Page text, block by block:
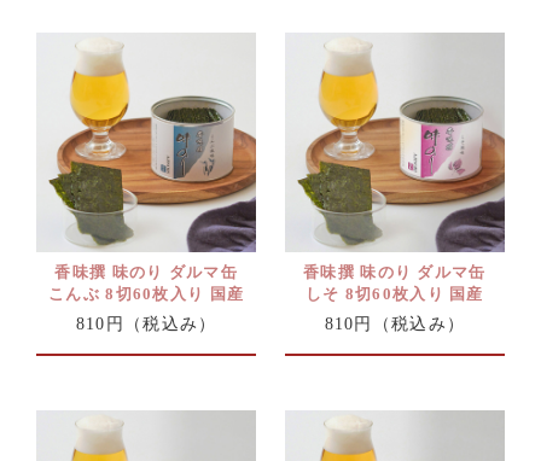
香味撰 味のり ダルマ缶
こんぶ 8切60枚入り 国産
810円
（税込み）
香味撰 味のり ダルマ缶
しそ 8切60枚入り 国産
810円
（税込み）